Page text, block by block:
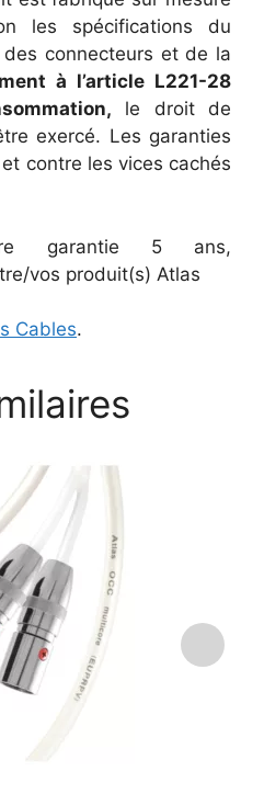
les spécifications du
connecteurs et de la
à l’article L221-28
le droit de
exercé. Les garanties
contre les vices cachés
garantie 5 ans,
vos produit(s) Atlas
Cables.